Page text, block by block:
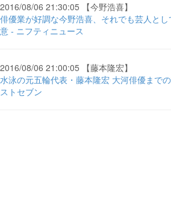
2016/08/06 21:30:05 【今野浩喜】
俳優業が好調な今野浩喜、それでも芸人とし
意 - ニフティニュース
2016/08/06 21:00:05 【藤本隆宏】
水泳の元五輪代表・藤本隆宏 大河俳優まで
ストセブン